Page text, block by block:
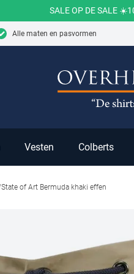
SALE OP DE SALE
Alle maten en pasvormen
Vesten Colberts
State of Art Bermuda khaki effen